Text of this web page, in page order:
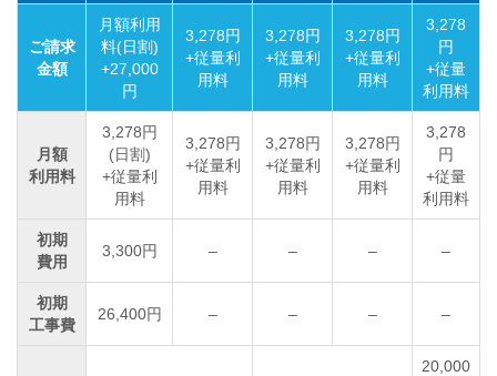
ご請求
金額
月額利用
料(日割)
+27,000
円
3,278円
+従量利
用料
3,278円
+従量利
用料
3,278円
+従量利
用料
3,278
円
+従量
利用料
月額
利用料
3,278円
(日割)
+従量利
用料
3,278円
+従量利
用料
3,278円
+従量利
用料
3,278円
+従量利
用料
3,278
円
+従量
利用料
初期
費用
3,300円 – – – –
初期
工事費
26,400円 – – – –
20,000